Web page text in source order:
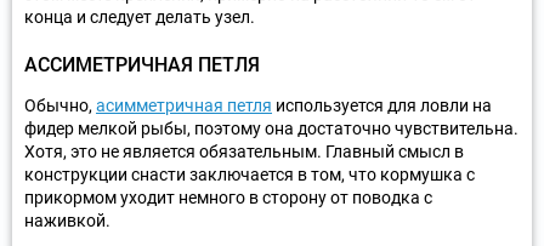
конца и следует делать узел.
АССИМЕТРИЧНАЯ ПЕТЛЯ
Обычно, асимметричная петля используется для ловли на
фидер мелкой рыбы, поэтому она достаточно чувствительна.
Хотя, это не является обязательным. Главный смысл в
конструкции снасти заключается в том, что кормушка с
прикормом уходит немного в сторону от поводка с
наживкой.